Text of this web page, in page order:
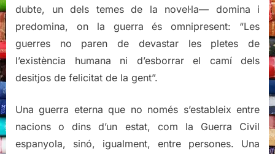
dubte, un dels temes de la novel·la— domina i
predomina, on la guerra és omnipresent: “Les
guerres no paren de devastar les pletes de
l’existència humana ni d’esborrar el camí dels
desitjos de felicitat de la gent”.
Una guerra eterna que no només s’estableix entre
nacions o dins d’un estat, com la Guerra Civil
espanyola, sinó, igualment, entre persones. Una